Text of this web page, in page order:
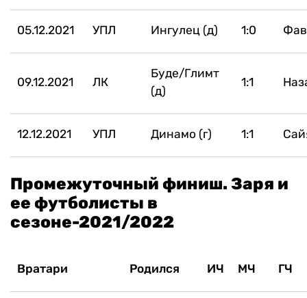
05.12.2021 УПЛ Ингулец (д) 1:0
09.12.2021 ЛК
Буде/Глимт
(д)
1:1
12.12.2021 УПЛ Динамо (г) 1:1
Промежуточный финиш. Заря и
ее футболисты в
сезоне-2021/2022
Вратари Родился ИЧ МЧ ГЧ